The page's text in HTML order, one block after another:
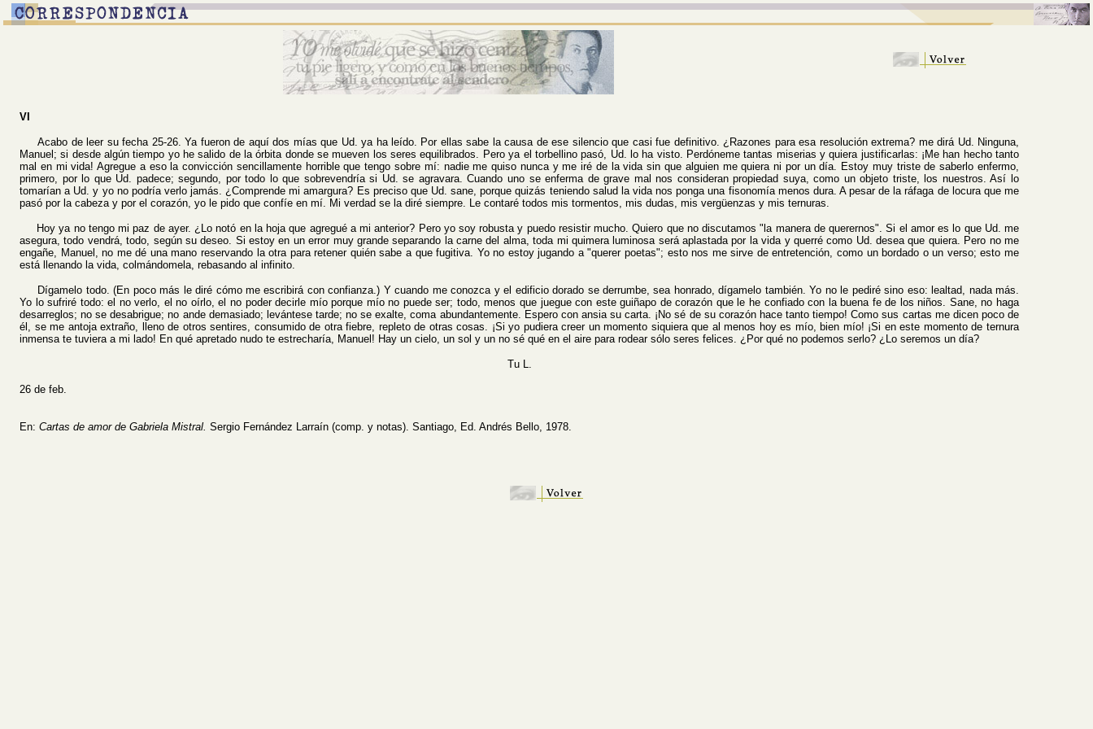
VI
Acabo de leer su fecha 25-26. Ya fueron de aquí dos mías que Ud. ya ha leído. Por ellas sabe la causa de ese silencio que casi fue definitivo. ¿Razones para esa resolución extrema? me dirá Ud. Ninguna,
Manuel; si desde algún tiempo yo he salido de la órbita donde se mueven los seres equilibrados. Pero ya el torbellino pasó, Ud. lo ha visto. Perdóneme tantas miserias y quiera justificarlas: ¡Me han hecho tanto
mal en mi vida! Agregue a eso la convicción sencillamente horrible que tengo sobre mí: nadie me quiso nunca y me iré de la vida sin que alguien me quiera ni por un día. Estoy muy triste de saberlo enfermo,
primero, por lo que Ud. padece; segundo, por todo lo que sobrevendría si Ud. se agravara. Cuando uno se enferma de grave mal nos consideran propiedad suya, como un objeto triste, los nuestros. Así lo
tomarían a Ud. y yo no podría verlo jamás. ¿Comprende mi amargura? Es preciso que Ud. sane, porque quizás teniendo salud la vida nos ponga una fisonomía menos dura. A pesar de la ráfaga de locura que me
pasó por la cabeza y por el corazón, yo le pido que confíe en mí. Mi verdad se la diré siempre. Le contaré todos mis tormentos, mis dudas, mis vergüenzas y mis ternuras.
Hoy ya no tengo mi paz de ayer. ¿Lo notó en la hoja que agregué a mi anterior? Pero yo soy robusta y puedo resistir mucho.Quiero que no discutamos "la manera de querernos". Si el amor es lo que Ud. me
asegura, todo vendrá, todo, según su deseo. Si estoy en un error muy grande separando la carne del alma, toda mi quimera luminosa será aplastada por la vida y querré como Ud. desea que quiera. Pero no me
engañe, Manuel, no me dé una mano reservando la otra para retener quién sabe a que fugitiva. Yo no estoy jugando a "querer poetas"; esto nos me sirve de entretención, como un bordado o un verso; esto me
está llenando la vida, colmándomela, rebasando al infinito.
Dígamelo todo. (En poco más le diré cómo me escribirá con confianza.) Y cuando me conozca y el edificio dorado se derrumbe, sea honrado, dígamelo también. Yo no le pediré sino eso: lealtad, nada más.
Yo lo sufriré todo: el no verlo, el no oírlo, el no poder decirle mío porque mío no puede ser; todo, menos que juegue con este guiñapo de corazón que le he confiado con la buena fe de los niños. Sane, no haga
desarreglos; no se desabrigue; no ande demasiado; levántese tarde; no se exalte, coma abundantemente. Espero con ansia su carta. ¡No sé de su corazón hace tanto tiempo! Como sus cartas me dicen poco de
él, se me antoja extraño, lleno de otros sentires, consumido de otra fiebre, repleto de otras cosas. ¡Si yo pudiera creer un momento siquiera que al menos hoy es mío, bien mío! ¡Si en este momento de ternura
inmensa te tuviera a mi lado! En qué apretado nudo te estrecharía, Manuel! Hay un cielo, un sol y un no sé qué en el aire para rodear sólo seres felices. ¿Por qué no podemos serlo? ¿Lo seremos un día?
Tu L.
26 de feb.
En: Cartas de amor de Gabriela Mistral. Sergio Fernández Larraín (comp. y notas). Santiago, Ed. Andrés Bello, 1978.